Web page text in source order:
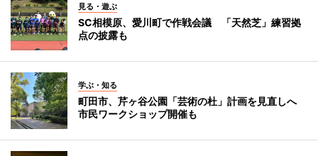
見る・遊ぶ
SC相模原、愛川町で作戦会議 「天然芝」練習拠
点の披露も
学ぶ・知る
町田市、芹ヶ谷公園「芸術の杜」計画を見直しへ
市民ワークショップ開催も